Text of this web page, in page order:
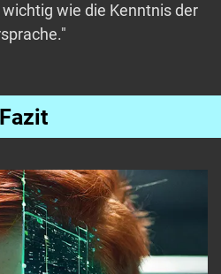
wie die Kenntnis der
Fazit